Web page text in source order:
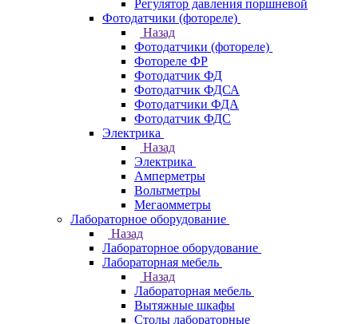
Регулятор давления поршневой
Фотодатчики (фотореле)
Назад
Фотодатчики (фотореле)
Фотореле ФР
Фотодатчик ФД
Фотодатчик ФДСА
Фотодатчики ФДА
Фотодатчик ФДС
Электрика
Назад
Электрика
Амперметры
Вольтметры
Мегаомметры
Лабораторное оборудование
Назад
Лабораторное оборудование
Лабораторная мебель
Назад
Лабораторная мебель
Вытяжные шкафы
Столы лабораторные